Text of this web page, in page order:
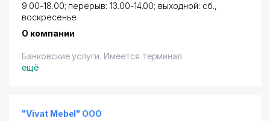
9.00-18.00; перерыв: 13.00-14.00; выходной: сб.,
воскресенье
О компании
Банковские услуги. Имеется терминал.
ещё
"Vivat Mebel" ООО